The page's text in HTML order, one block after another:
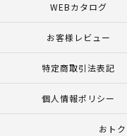
WEBカタログ
お客様レビュー
特定商取引法表記
個人情報ポリシー
おト